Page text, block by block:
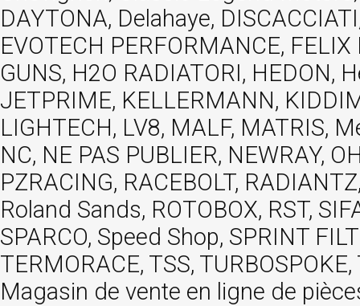
DAYTONA, Delahaye,
EVOTECH PERFORMANCE,
GUNS, H2O RADIATORI, HEDON,
JETPRIME, KELLERMANN,
LIGHTECH, LV8, MALF, MATRIS,
NC, NE PAS PUBLIER, NEWRAY,
PZRACING, RACEBOLT,
Roland Sands, ROTOBOX, RST,
SPARCO, Speed Shop, SPRINT
TERMORACE, TSS,
Magasin de vente en ligne de